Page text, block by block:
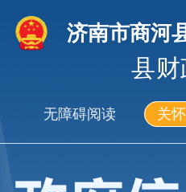
济南市商河
县财
无障碍阅读 关